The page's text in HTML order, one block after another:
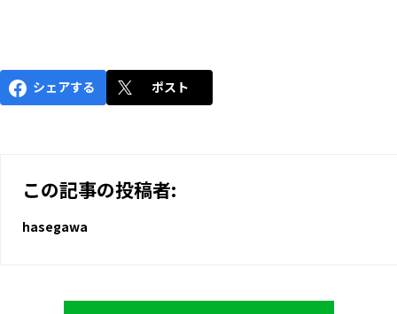
シェアする ポスト
この記事の投稿者:
hasegawa